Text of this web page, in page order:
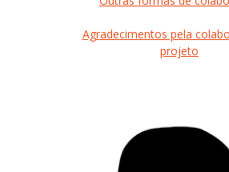
Agradecimentos pela
projeto